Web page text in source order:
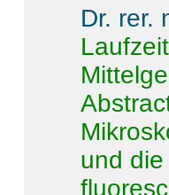
Dr. rer.
und